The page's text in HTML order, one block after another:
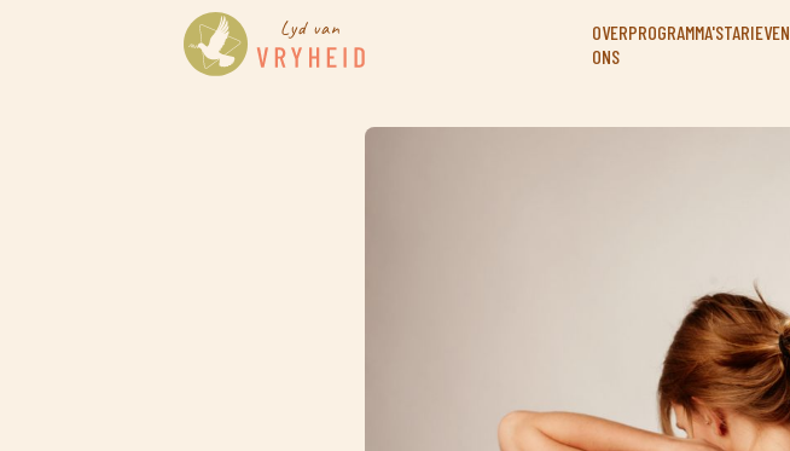
OVER
ONS
PROGRAMMA'STARIEVEN